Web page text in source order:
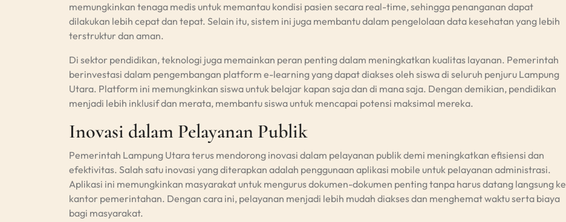
memungkinkan tenaga medis untuk memantau kondisi pasien secara real-time, sehingga penanganan dapat
dilakukan lebih cepat dan tepat. Selain itu, sistem ini juga membantu dalam pengelolaan data kesehatan yang lebih
terstruktur dan aman.
Di sektor pendidikan, teknologi juga memainkan peran penting dalam meningkatkan kualitas layanan. Pemerintah
berinvestasi dalam pengembangan platform e-learning yang dapat diakses oleh siswa di seluruh penjuru Lampung
Utara. Platform ini memungkinkan siswa untuk belajar kapan saja dan di mana saja. Dengan demikian, pendidikan
menjadi lebih inklusif dan merata, membantu siswa untuk mencapai potensi maksimal mereka.
Inovasi dalam Pelayanan Publik
Pemerintah Lampung Utara terus mendorong inovasi dalam pelayanan publik demi meningkatkan efisiensi dan
efektivitas. Salah satu inovasi yang diterapkan adalah penggunaan aplikasi mobile untuk pelayanan administrasi.
Aplikasi ini memungkinkan masyarakat untuk mengurus dokumen-dokumen penting tanpa harus datang langsung ke
kantor pemerintahan. Dengan cara ini, pelayanan menjadi lebih mudah diakses dan menghemat waktu serta biaya
bagi masyarakat.